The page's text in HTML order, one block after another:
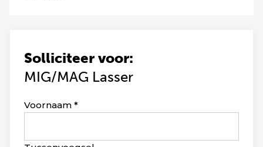
Solliciteer voor:
MIG/MAG Lasser
Leave
Voornaam